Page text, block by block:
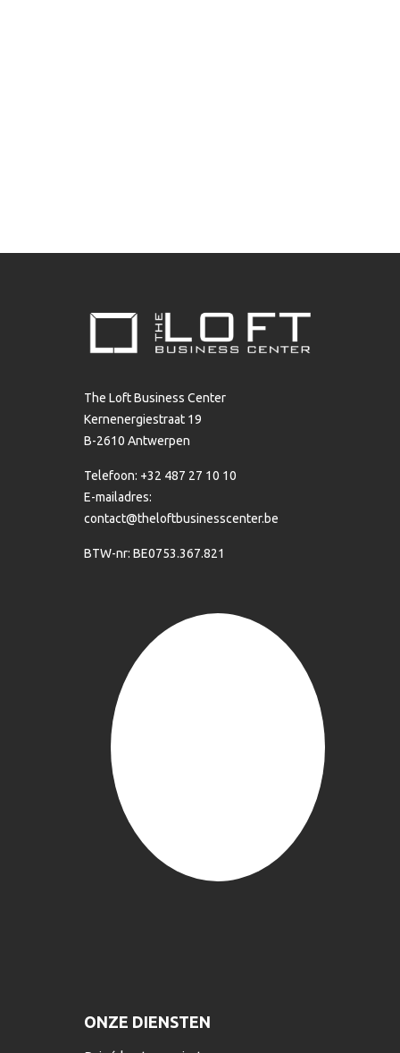
The Loft Business Center
Kernenergiestraat 19
B-2610 Antwerpen
Telefoon: +32 487 27 10 10
E-mailadres:
contact@theloftbusinesscenter.be
BTW-nr: BE0753.367.821
ONZE DIENSTEN